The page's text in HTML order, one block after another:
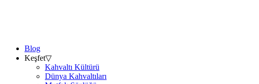
Blog
Keşfet▽
Kahvaltı Kültürü
Dünya Kahvaltıları